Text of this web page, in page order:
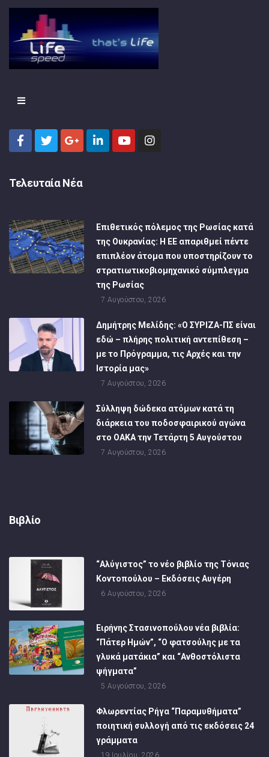
Τελευταία Νέα
Επιθετικός πόλεμος της Ρωσίας κατά
της Ουκρανίας: Η ΕΕ απαριθμεί πέντε
επιπλέον άτομα που υποστηρίζουν το
στρατιωτικοβιομηχανικό σύμπλεγμα
της Ρωσίας
7 Αυγούστου, 2026
Δημήτρης Μελίδης: «Ο ΣΥΡΙΖΑ-ΠΣ είναι
εδώ – πλήρης πολιτική αντεπίθεση –
με το Πρόγραμμα, τις Αρχές και την
Ιστορία μας»
7 Αυγούστου, 2026
Σύλληψη δώδεκα ατόμων κατά τη
διάρκεια του ποδοσφαιρικού αγώνα
στο ΟΑΚΑ την Τετάρτη 5 Αυγούστου
7 Αυγούστου, 2026
Βιβλίο
“Αλύγιστος” το νέο βιβλίο της Τόνιας
Κοντοπούλου – Εκδόσεις Αυγέρη
6 Αυγούστου, 2026
Ειρήνης Στασινοπούλου νέα βιβλία:
“Πάτερ Ημών”, “Ο φατσούλης με τα
γλυκά ματάκια” και “Ανθοστόλιστα
ψήγματα”
5 Αυγούστου, 2026
Φλωρεντίας Ρήγα “Παραμυθήματα”
ποιητική συλλογή από τις εκδόσεις 24
γράμματα